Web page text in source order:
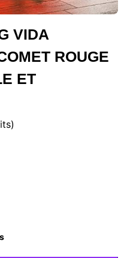
VIDA
ROUGE
ET